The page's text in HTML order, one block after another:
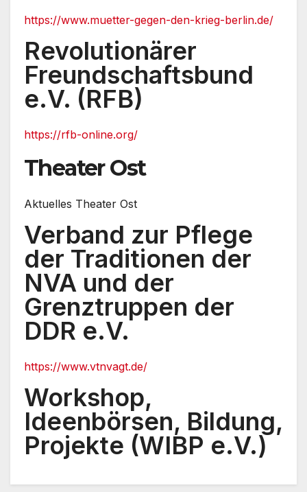
https://www.muetter-gegen-den-krieg-berlin.de/
Revolutionärer
Freundschaftsbund
e.V. (RFB)
https://rfb-online.org/
Theater Ost
Aktuelles Theater Ost
Verband zur Pflege
der Traditionen der
NVA und der
Grenztruppen der
DDR e.V.
https://www.vtnvagt.de/
Workshop,
Ideenbörsen, Bildung,
Projekte (WIBP e.V.)